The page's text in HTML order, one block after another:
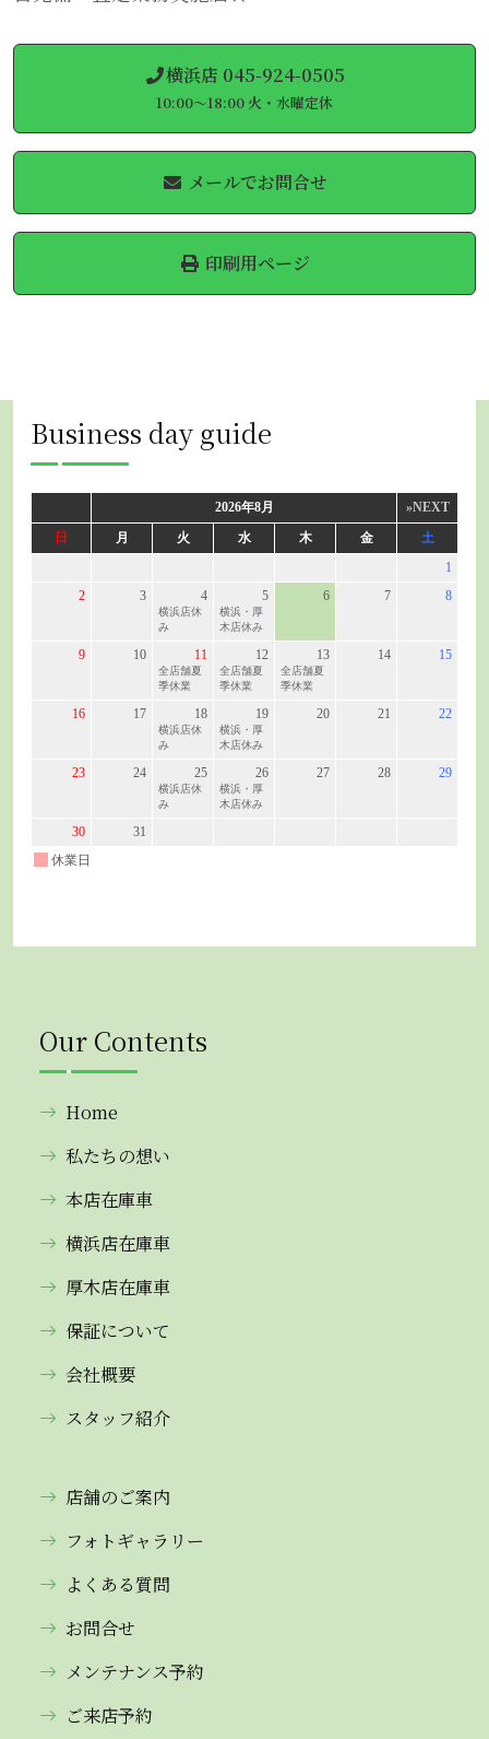
横浜店 045-924-0505
10:00～18:00 火・水曜定休
メールでお問合せ
印刷用ページ
Business day guide
Our Contents
Home
私たちの想い
本店在庫車
横浜店在庫車
厚木店在庫車
保証について
会社概要
スタッフ紹介
店舗のご案内
フォトギャラリー
よくある質問
お問合せ
メンテナンス予約
ご来店予約